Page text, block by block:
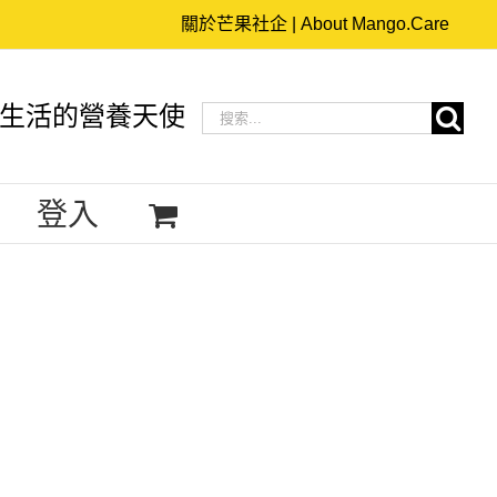
關於芒果社企 | About Mango.Care
活的營養天使
搜
結
登入